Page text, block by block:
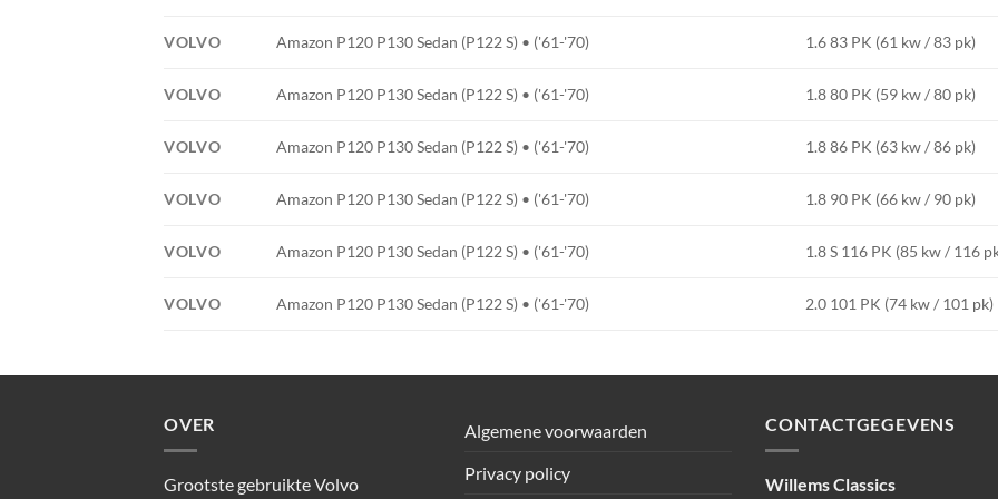
VOLVO Amazon P120 P130 Sedan (P122 S) • ('61-'70) 1.6 83 PK (61 kw / 83 pk)
VOLVO Amazon P120 P130 Sedan (P122 S) • ('61-'70) 1.8 80 PK (59 kw / 80 pk)
VOLVO Amazon P120 P130 Sedan (P122 S) • ('61-'70) 1.8 86 PK (63 kw / 86 pk)
VOLVO Amazon P120 P130 Sedan (P122 S) • ('61-'70) 1.8 90 PK (66 kw / 90 pk)
VOLVO Amazon P120 P130 Sedan (P122 S) • ('61-'70) 1.8 S 116 PK (85 kw / 116
VOLVO Amazon P120 P130 Sedan (P122 S) • ('61-'70) 2.0 101 PK (74 kw / 101 pk)
OVER
Grootste gebruikte Volvo
Algemene voorwaarden
Privacy policy
CONTACTGEGEVENS
Willems Classics